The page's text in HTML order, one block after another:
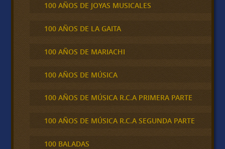
100 AÑOS DE JOYAS MUSICALES
100 AÑOS DE LA GAITA
100 AÑOS DE MARIACHI
100 AÑOS DE MÚSICA
100 AÑOS DE MÚSICA R.C.A PRIMERA PARTE
100 AÑOS DE MÚSICA R.C.A SEGUNDA PARTE
100 BALADAS